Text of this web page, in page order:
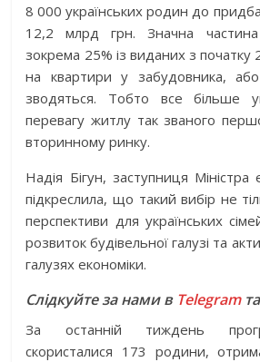
8 000 українських родин до
12,2 млрд грн. Значна частина
зокрема 25% із виданих з початку
на квартири у забудовника,
зводяться. Тобто все більше
перевагу житлу так званого
вторинному ринку.
Надія Бігун, заступниця Міністра
підкреслила, що такий вибір не
перспективи для українських
розвиток будівельної галузі та
галузях економіки.
Слідкуйте за нами в Telegramта
За останній тиждень
скористалися 173 родини,